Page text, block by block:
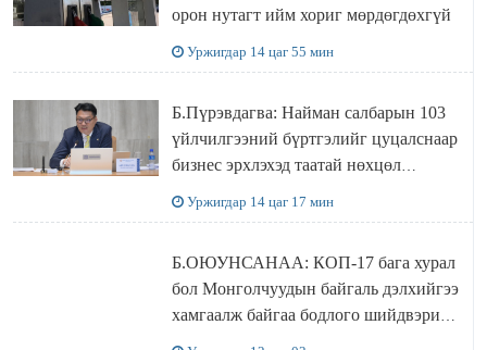
орон нутагт ийм хориг мөрдөгдөхгүй
Уржигдар 14 цаг 55 мин
Б.Пүрэвдагва: Найман салбарын 103
үйлчилгээний бүртгэлийг цуцалснаар
бизнес эрхлэхэд таатай нөхцөл
Уржигдар 14 цаг 17 мин
Б.ОЮУНСАНАА: КОП-17 бага хурал
бол Монголчуудын байгаль дэлхийгээ
хамгаалж байгаа бодлого шийдвэрийг